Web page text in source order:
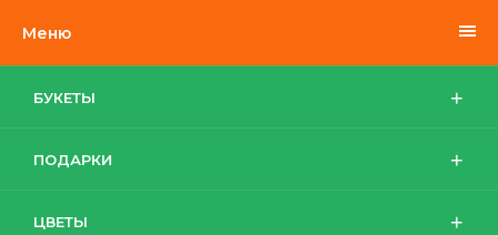
Меню
БУКЕТЫ
ПОДАРКИ
ЦВЕТЫ